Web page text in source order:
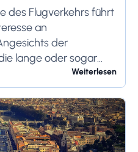
des Flugverkehrs führt
an
der
lange oder sogar
berücksichtigt
Folgen zu...
Weiterlesen